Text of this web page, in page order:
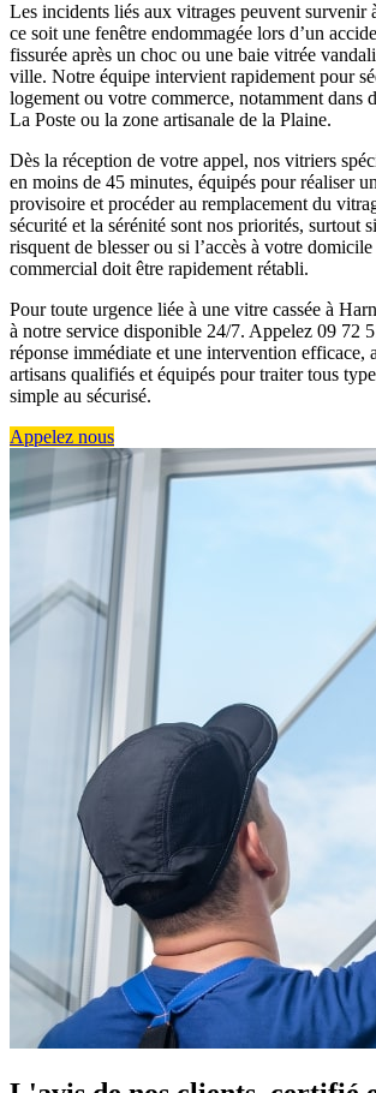
Les incidents liés aux vitrages peuvent survenir
ce soit une fenêtre endommagée lors d’un
fissurée après un choc ou une baie vitrée
ville. Notre équipe intervient rapidement pour
logement ou votre commerce, notamment dans
La Poste ou la zone artisanale de la Plaine.
Dès la réception de votre appel, nos vitriers
en moins de 45 minutes, équipés pour réaliser
provisoire et procéder au remplacement du
sécurité et la sérénité sont nos priorités, surtout
risquent de blesser ou si l’accès à votre
commercial doit être rapidement rétabli.
Pour toute urgence liée à une vitre cassée à
à notre service disponible 24/7. Appelez 09 72
réponse immédiate et une intervention efficace,
artisans qualifiés et équipés pour traiter tous
simple au sécurisé.
Appelez nous